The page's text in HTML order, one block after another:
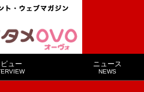
ュー ニュース
NEWS